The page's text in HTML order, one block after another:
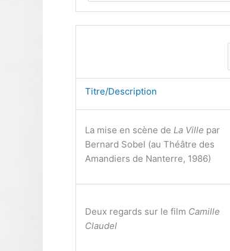
Titre/Description
La mise en scène de La Ville par
Bernard Sobel (au Théâtre des
Amandiers de Nanterre, 1986)
Deux regards sur le film Camille
Claudel